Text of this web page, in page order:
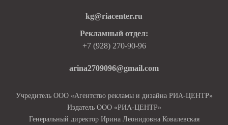
kg@riacenter.ru
Рекламный отдел:
+7 (928) 270-90-96
arina2709096@gmail.com
Учредитель ООО «Агентство рекламы и дизайна РИА-ЦЕНТР»
Издатель ООО «РИА-ЦЕНТР»
Генеральный директор Ирина Леонидовна Ковалевская